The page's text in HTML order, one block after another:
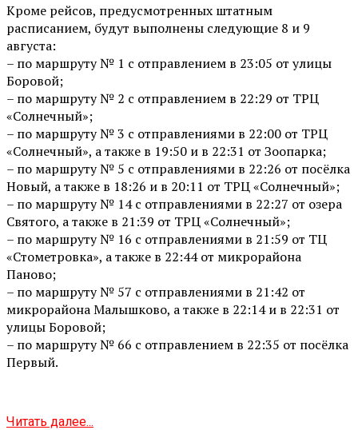
Кроме рейсов, предусмотренных штатным
расписанием, будут выполнены следующие 8 и 9
августа:
– по маршруту № 1 с отправлением в 23:05 от улицы
Боровой;
– по маршруту № 2 с отправлением в 22:29 от ТРЦ
«Солнечный»;
– по маршруту № 3 с отправлениями в 22:00 от ТРЦ
«Солнечный», а также в 19:50 и в 22:31 от Зоопарка;
– по маршруту № 5 с отправлениями в 22:26 от посёлка
Новый, а также в 18:26 и в 20:11 от ТРЦ «Солнечный»;
– по маршруту № 14 с отправлениями в 22:27 от озера
Святого, а также в 21:39 от ТРЦ «Солнечный»;
– по маршруту № 16 с отправлениями в 21:59 от ТЦ
«Стометровка», а также в 22:44 от микрорайона
Паново;
– по маршруту № 57 с отправлениями в 21:42 от
микрорайона Малышково, а также в 22:14 и в 22:31 от
улицы Боровой;
– по маршруту № 66 с отправлением в 22:35 от посёлка
Первый.
Читать далее...